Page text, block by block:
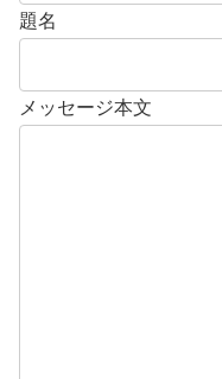
題名
メッセージ本文